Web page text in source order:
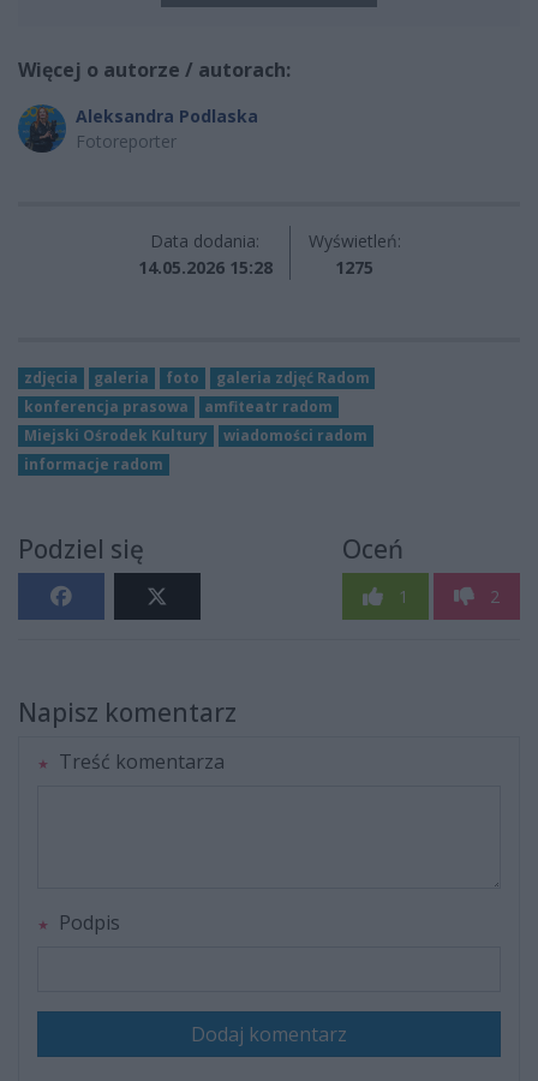
Więcej o autorze / autorach:
Aleksandra Podlaska
Fotoreporter
Data dodania:
14.05.2026 15:28
Wyświetleń:
1275
zdjęcia galeria foto
galeria zdjęć Radom
konferencja prasowa
amfiteatr radom
Miejski Ośrodek Kultury
wiadomości radom
informacje radom
Podziel się Oceń
1 2
Napisz komentarz
Treść komentarza
Podpis
Dodaj komentarz